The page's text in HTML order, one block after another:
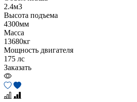
2.4м3
Высота подъема
4300мм
Масса
13680кг
Мощность двигателя
175 лс
Заказать